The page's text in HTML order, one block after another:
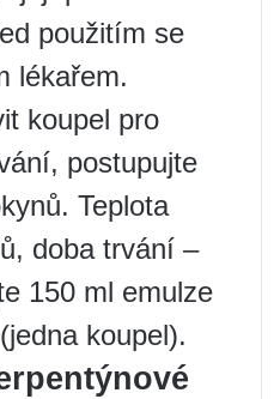
použitím se
lékařem.
koupel pro
postupujte
Teplota
doba trvání –
150 ml emulze
koupel).